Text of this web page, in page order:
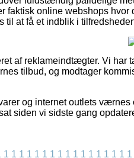
faktisk online webshops
til at få et indblik i
af reklameindtægter. Vi
tilbud, og modtager
og internet outlets
siden vi sidste gang
1 1 1 1 1 1 1 1 1 1 1 1 1 1 1 1 1